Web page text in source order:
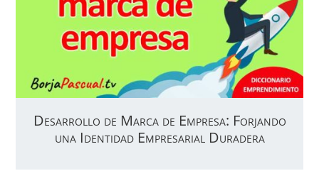
Desarrollo de Marca de Empresa: Forjando
una Identidad Empresarial Duradera